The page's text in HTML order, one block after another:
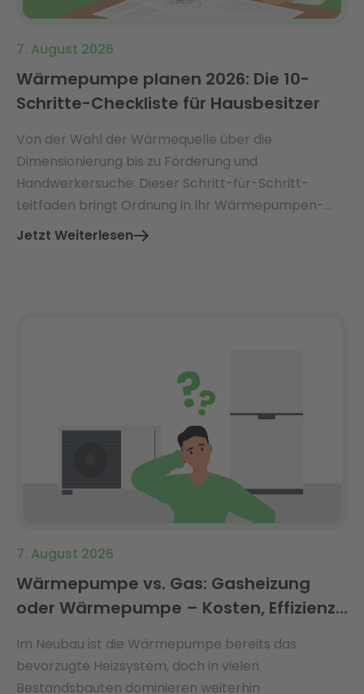
7. August 2026
Wärmepumpe planen 2026: Die 10-
Schritte-Checkliste für Hausbesitzer
Von der Wahl der Wärmequelle über die
Dimensionierung bis zu Förderung und
Handwerkersuche: Dieser Schritt-für-Schritt-
Leitfaden bringt Ordnung in Ihr Wärmepumpen-
Projekt.
Jetzt Weiterlesen
7. August 2026
Wärmepumpe vs. Gas: Gasheizung
oder Wärmepumpe – Kosten, Effizienz
Im Neubau ist die Wärmepumpe bereits das
bevorzugte Heizsystem, doch in vielen
Bestandsbauten dominieren weiterhin